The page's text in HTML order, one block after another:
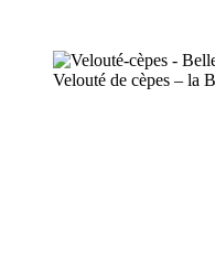
Velouté de cèpes – la